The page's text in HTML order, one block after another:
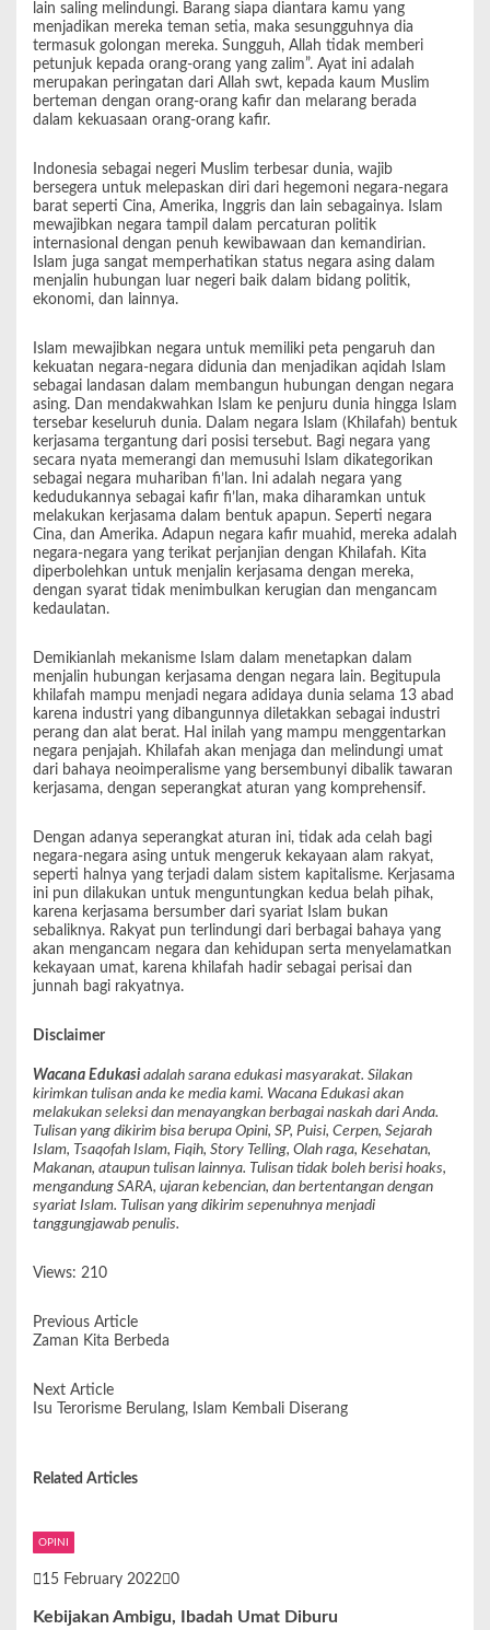
lain saling melindungi. Barang siapa diantara kamu yang
menjadikan mereka teman setia, maka sesungguhnya dia
termasuk golongan mereka. Sungguh, Allah tidak memberi
petunjuk kepada orang-orang yang zalim”. Ayat ini adalah
merupakan peringatan dari Allah swt, kepada kaum Muslim
berteman dengan orang-orang kafir dan melarang berada
dalam kekuasaan orang-orang kafir.
Indonesia sebagai negeri Muslim terbesar dunia, wajib
bersegera untuk melepaskan diri dari hegemoni negara-negara
barat seperti Cina, Amerika, Inggris dan lain sebagainya. Islam
mewajibkan negara tampil dalam percaturan politik
internasional dengan penuh kewibawaan dan kemandirian.
Islam juga sangat memperhatikan status negara asing dalam
menjalin hubungan luar negeri baik dalam bidang politik,
ekonomi, dan lainnya.
Islam mewajibkan negara untuk memiliki peta pengaruh dan
kekuatan negara-negara didunia dan menjadikan aqidah Islam
sebagai landasan dalam membangun hubungan dengan negara
asing. Dan mendakwahkan Islam ke penjuru dunia hingga Islam
tersebar keseluruh dunia. Dalam negara Islam (Khilafah) bentuk
kerjasama tergantung dari posisi tersebut. Bagi negara yang
secara nyata memerangi dan memusuhi Islam dikategorikan
sebagai negara muhariban fi’lan. Ini adalah negara yang
kedudukannya sebagai kafir fi’lan, maka diharamkan untuk
melakukan kerjasama dalam bentuk apapun. Seperti negara
Cina, dan Amerika. Adapun negara kafir muahid, mereka adalah
negara-negara yang terikat perjanjian dengan Khilafah. Kita
diperbolehkan untuk menjalin kerjasama dengan mereka,
dengan syarat tidak menimbulkan kerugian dan mengancam
kedaulatan.
Demikianlah mekanisme Islam dalam menetapkan dalam
menjalin hubungan kerjasama dengan negara lain. Begitupula
khilafah mampu menjadi negara adidaya dunia selama 13 abad
karena industri yang dibangunnya diletakkan sebagai industri
perang dan alat berat. Hal inilah yang mampu menggentarkan
negara penjajah. Khilafah akan menjaga dan melindungi umat
dari bahaya neoimperalisme yang bersembunyi dibalik tawaran
kerjasama, dengan seperangkat aturan yang komprehensif.
Dengan adanya seperangkat aturan ini, tidak ada celah bagi
negara-negara asing untuk mengeruk kekayaan alam rakyat,
seperti halnya yang terjadi dalam sistem kapitalisme. Kerjasama
ini pun dilakukan untuk menguntungkan kedua belah pihak,
karena kerjasama bersumber dari syariat Islam bukan
sebaliknya. Rakyat pun terlindungi dari berbagai bahaya yang
akan mengancam negara dan kehidupan serta menyelamatkan
kekayaan umat, karena khilafah hadir sebagai perisai dan
junnah bagi rakyatnya.
Disclaimer
Wacana Edukasi adalah sarana edukasi masyarakat. Silakan
kirimkan tulisan anda ke media kami. Wacana Edukasi akan
melakukan seleksi dan menayangkan berbagai naskah dari Anda.
Tulisan yang dikirim bisa berupa Opini, SP, Puisi, Cerpen, Sejarah
Islam, Tsaqofah Islam, Fiqih, Story Telling, Olah raga, Kesehatan,
Makanan, ataupun tulisan lainnya. Tulisan tidak boleh berisi hoaks,
mengandung SARA, ujaran kebencian, dan bertentangan dengan
syariat Islam. Tulisan yang dikirim sepenuhnya menjadi
tanggungjawab penulis.
Views: 210
Previous Article
Zaman Kita Berbeda
Next Article
Isu Terorisme Berulang, Islam Kembali Diserang
Related Articles
OPINI
15 February 2022 0
Kebijakan Ambigu, Ibadah Umat Diburu